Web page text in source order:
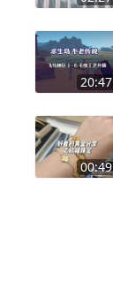
20:47
00:49